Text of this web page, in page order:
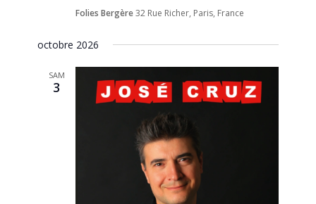
Folies Bergère32 Rue Richer, Paris, France
octobre 2026
SAM
3